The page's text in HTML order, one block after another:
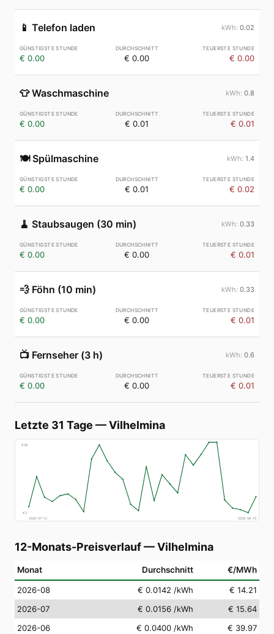
📱 Telefon laden 0.02
€ 0.00 € 0.00 € 0.00
👕 Waschmaschine 0.8
€ 0.00 € 0.01 € 0.01
🍽️ Spülmaschine 1.4
€ 0.00 € 0.01 € 0.02
🧹 Staubsaugen (30 min) 0.33
€ 0.00 € 0.00 € 0.01
💨 Föhn (10 min) 0.33
€ 0.00 € 0.00 € 0.01
📺 Fernseher (3 h) 0.6
€ 0.00 € 0.00 € 0.01
Letzte 31 Tage —Vilhelmina
€26
€3
2026-07-12
2026-08-10
12-Monats-Preisverlauf—Vilhelmina
Monat Durchschnitt €/MWh
2026-08 € 0.0142 /kWh
€ 14.21
2026-07
€ 0.0156 /kWh
€ 15.64
2026-06
€ 0.0400 /kWh
€ 39.97